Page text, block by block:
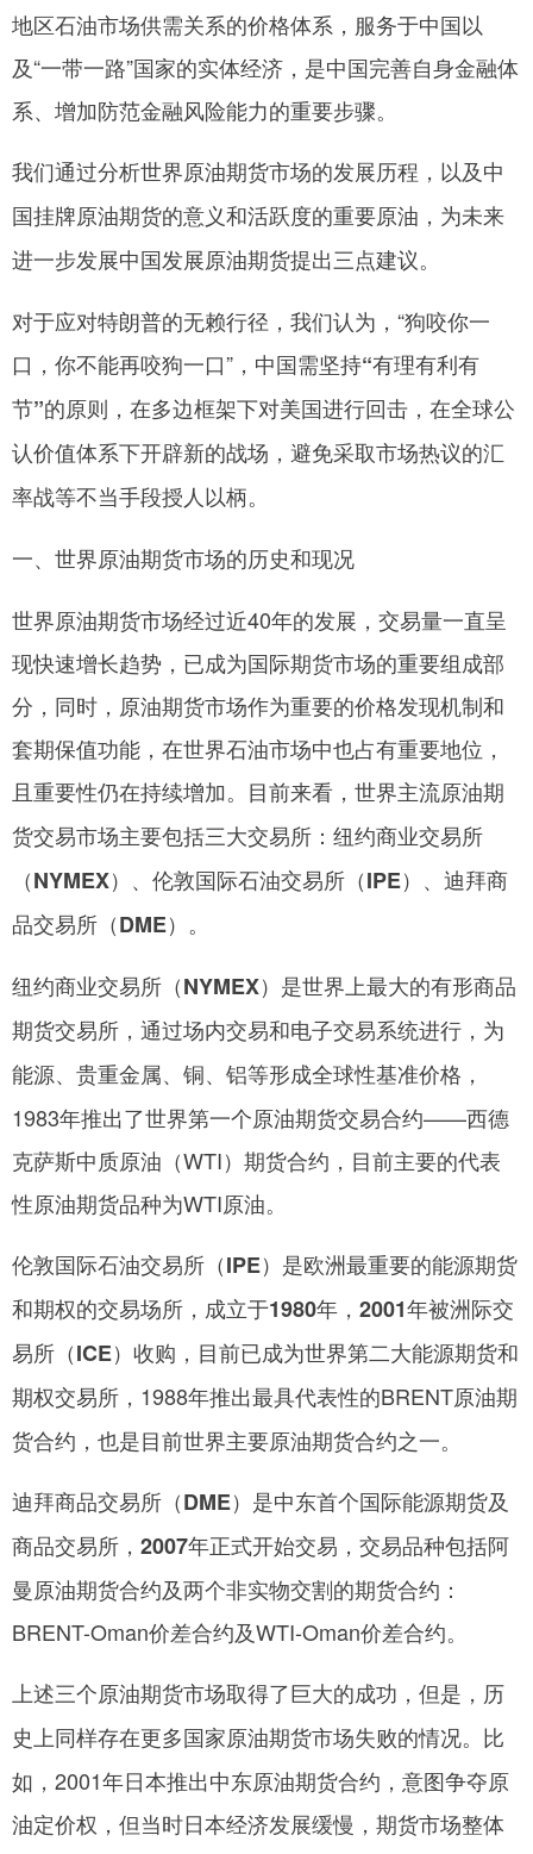
地区石油市场供需关系的价格体系，服务于中国以
及“一带一路”国家的实体经济，是中国完善自身金融体
系、增加防范金融风险能力的重要步骤。
我们通过分析世界原油期货市场的发展历程，以及中
国挂牌原油期货的意义和活跃度的重要原油，为未来
进一步发展中国发展原油期货提出三点建议。
对于应对特朗普的无赖行径，我们认为，“狗咬你一
口，你不能再咬狗一口”， 中国需坚持“有理有利有
节”的原则，在多边框架下对美国进行回击，在全球公
认价值体系下开辟新的战场，避免采取市场热议的汇
率战等不当手段授人以柄。
一、世界原油期货市场的历史和现况
世界原油期货市场经过近40年的发展，交易量一直呈
现快速增长趋势，已成为国际期货市场的重要组成部
分，同时，原油期货市场作为重要的价格发现机制和
套期保值功能，在世界石油市场中也占有重要地位，
且重要性仍在持续增加。 目前来看，世界主流原油期
货交易市场主要包括三大交易所：纽约商业交易所
（NYMEX）、伦敦国际石油交易所（IPE）、迪拜商
品交易所（DME）。
纽约商业交易所（NYMEX）是世界上最大的有形商品
期货交易所，通过场内交易和电子交易系统进行，为
能源、贵重金属、铜、铝等形成全球性基准价格，
1983年推出了世界第一个原油期货交易合约——西德
克萨斯中质原油（WTI）期货合约，目前主要的代表
性原油期货品种为WTI原油。
伦敦国际石油交易所（IPE）是欧洲最重要的能源期货
和期权的交易场所，成立于1980年，2001年被洲际交
易所（ICE）收购，目前已成为世界第二大能源期货和
期权交易所， 1988年推出最具代表性的BRENT原油期
货合约，也是目前世界主要原油期货合约之一。
迪拜商品交易所（DME）是中东首个国际能源期货及
商品交易所，2007年正式开始交易， 交易品种包括阿
曼原油期货合约及两个非实物交割的期货合约：
BRENT-Oman价差合约及WTI-Oman价差合约。
上述三个原油期货市场取得了巨大的成功，但是，历
史上同样存在更多国家原油期货市场失败的情况。 比
如，2001年日本推出中东原油期货合约，意图争夺原
油定价权，但当时日本经济发展缓慢，期货市场整体